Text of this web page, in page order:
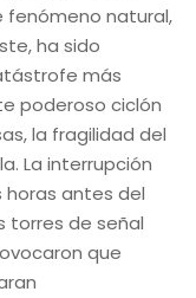
fenómeno natural,
ha sido
más
poderoso ciclón
la fragilidad del
La interrupción
horas antes del
torres de señal
que